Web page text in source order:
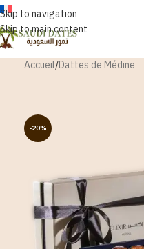
Skip to navigation
Skip to main content
FRANÇAIS
Accueil/Dattes de Médine
-20%